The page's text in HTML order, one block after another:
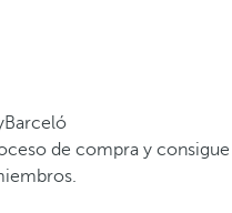
de compra y consigue